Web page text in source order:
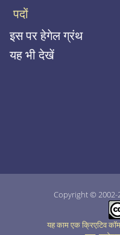
पदों
इस पर हेगेल ग्रंथ
यह भी देखें
Copyright © 2002-
यह काम एक क्रिएटिव